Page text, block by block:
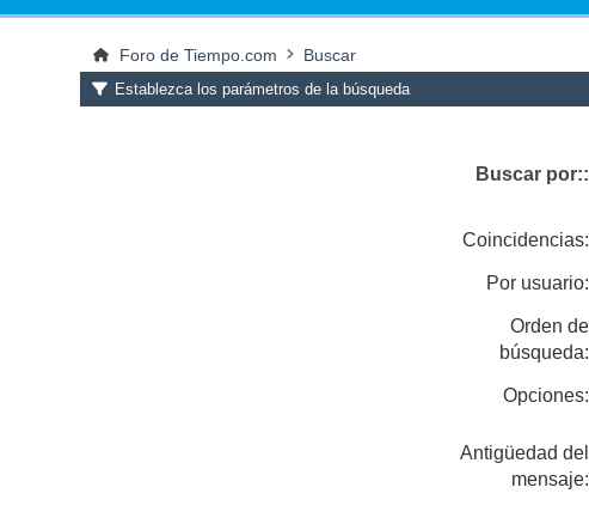
Foro de Tiempo.com Buscar
Establezca los parámetros de la búsqueda
Buscar por::
Coincidencias:
Por usuario:
Orden de
búsqueda:
Opciones:
Antigüedad del
mensaje: